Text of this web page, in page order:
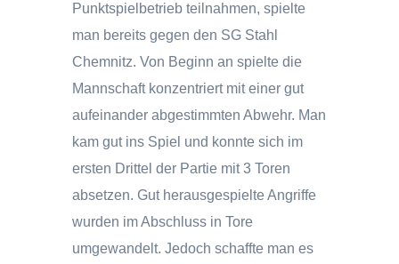
Punktspielbetrieb teilnahmen, spielte
man bereits gegen den SG Stahl
Chemnitz. Von Beginn an spielte die
Mannschaft konzentriert mit einer gut
aufeinander abgestimmten Abwehr. Man
kam gut ins Spiel und konnte sich im
ersten Drittel der Partie mit 3 Toren
absetzen. Gut herausgespielte Angriffe
wurden im Abschluss in Tore
umgewandelt. Jedoch schaffte man es